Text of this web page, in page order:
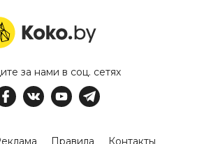
за нами в соц. сетях
Правила Контакты